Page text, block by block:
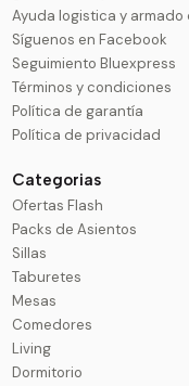
Ayuda logistica y
Síguenos en Facebook
Seguimiento Bluexpress
Términos y condiciones
Política de garantía
Política de privacidad
Categorias
Ofertas Flash
Packs de Asientos
Sillas
Taburetes
Mesas
Comedores
Living
Dormitorio